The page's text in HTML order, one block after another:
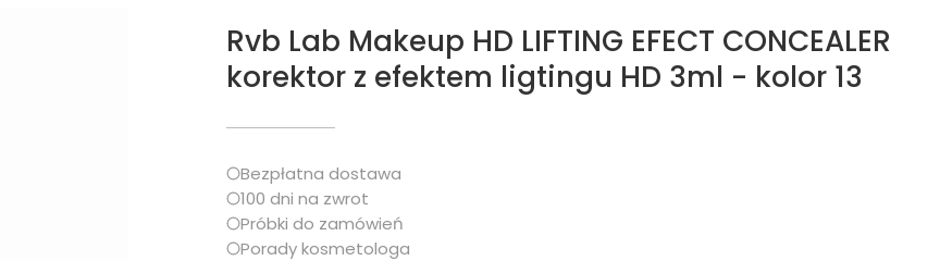
Rvb Lab Makeup HD LIFTING EFECT CONCEALER
korektor z efektem ligtingu HD 3ml - kolor 13
Bezpłatna dostawa
100 dni na zwrot
Próbki do zamówień
Porady kosmetologa